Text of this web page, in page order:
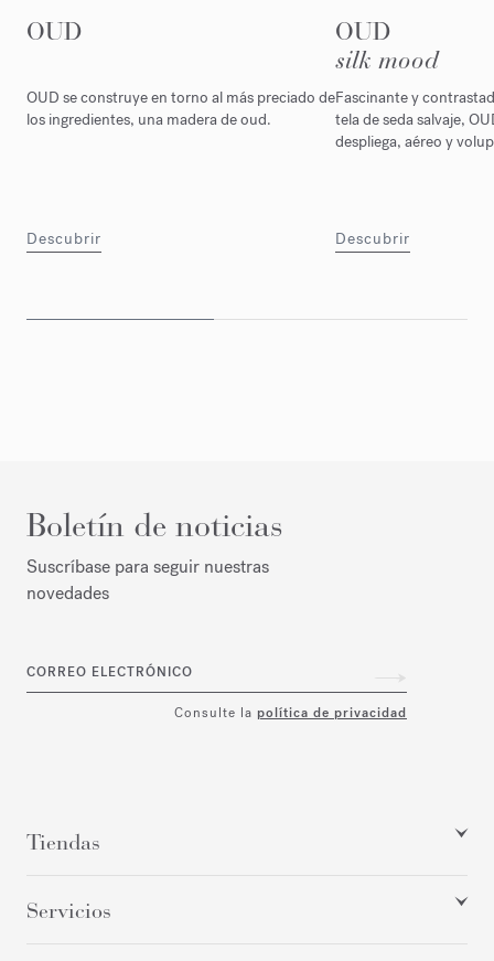
OUD
OUD se construye en torno al más preciado de
los ingredientes, una madera de oud.
Descubrir
OUD
silk mood
Fascinante y
tela de seda salvaje,
despliega, aéreo y
Descubrir
Boletín de noticias
Suscríbase para seguir nuestras
novedades
CORREO ELECTRÓNICO
Consulte la política de privacidad
Tiendas
Servicios